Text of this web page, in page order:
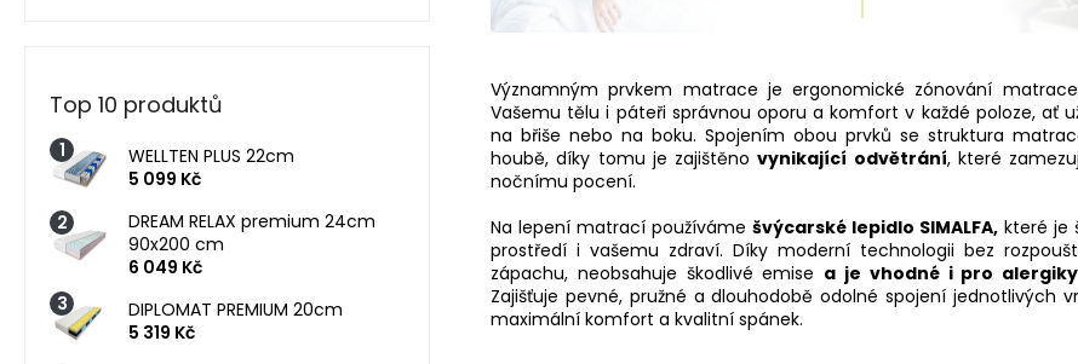
Top 10 produktů
WELLTEN PLUS 22cm
5 099 Kč
DREAM RELAX premium 24cm
90x200 cm
6 049 Kč
DIPLOMAT PREMIUM 20cm
5 319 Kč
Významným prvkem matrace je ergonomické zónování
Vašemu tělu i páteři správnou oporu a komfort v každé poloze, ať
na břiše nebo na boku. Spojením obou prvků se struktura
houbě, díky tomu je zajištěnovynikající odvětrání, které
nočnímu pocení.
Na lepení matrací používáme švýcarské lepidlo SIMALFA,které je
prostředí i vašemu zdraví. Díky moderní technologii bez
zápachu, neobsahuje škodlivé emise a je vhodné i pro
Zajišťuje pevné, pružné a dlouhodobě odolné spojení jednotlivých
maximální komfort a kvalitní spánek.